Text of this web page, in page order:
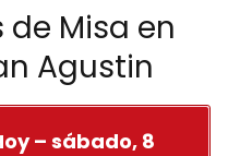
de Misa en
Agustin
– sábado, 8